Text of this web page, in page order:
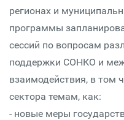
регионах и
программы
сессий по вопросам
поддержки СОНКО и
взаимодействия, в том
сектора темам, как:
- новые меры